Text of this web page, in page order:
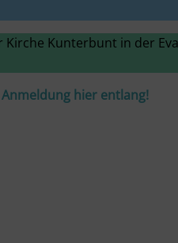
Kunterbunt in der
Anmeldung hier entlang!